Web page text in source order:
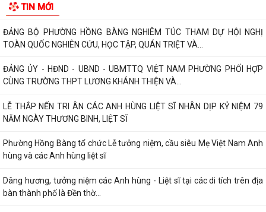
TIN MỚI
bàn thành phố là Đền thờ...
PHƯỜNG HỒNG BÀNG TỔ CHỨC HỘI NGHỊ SƠ KẾT 6 THÁNG ĐẦU NĂM
2026 CÔNG TÁC BẢO VỆ NỀN TẢNG TƯ TƯỞNG CỦA...
Hội Cựu CAND phường Hồng Bàng đi thăm, tặng quà các gia đình
thương binh, thân nhân liệt sỹ CAND
Phường Hồng Bàng phát huy vai trò, nâng cao hiệu lực, hiệu quả hoạt
động của bộ máy chính quyền cơ...
TUỔI TRẺ PHƯỜNG HỒNG BÀNG TỔ CHỨC CHƯƠNG TRÌNH NÓI
CHUYỆN TRUYỀN THỐNG NHÂN KỶ NIỆM 79 NĂM NGÀY...
Đồng chí Nguyễn Văn Tuấn, Bí thư Đảng ủy phường Hồng Bàng được
Chủ tịch UBND thành phố tặng Bằng...